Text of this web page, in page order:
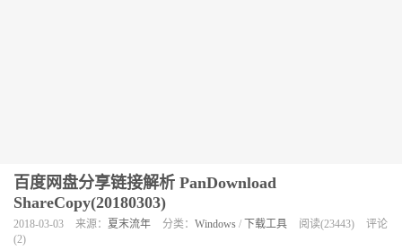
百度网盘分享链接解析 PanDownload
ShareCopy(20180303)
2018-03-03 来源： 夏末流年 分类： Windows / 下载工具 阅读(23443)
评论
(2)